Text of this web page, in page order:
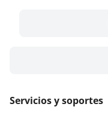
Servicios y soportes